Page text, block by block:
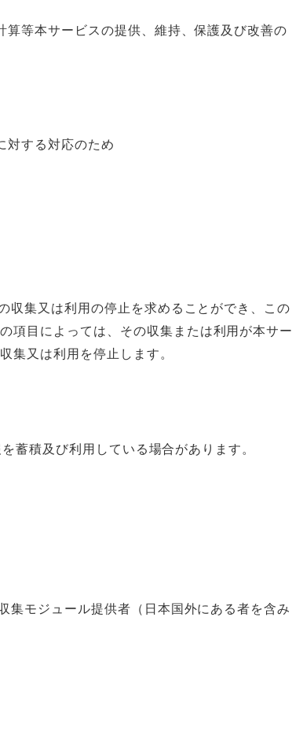
等本サービスの提供、維持、保護及び改善の
対する対応のため
収集又は利用の停止を求めることができ、この
項目によっては、その収集または利用が本サー
集又は利用を停止します。
蓄積及び利用している場合があります。
集モジュール提供者（日本国外にある者を含み